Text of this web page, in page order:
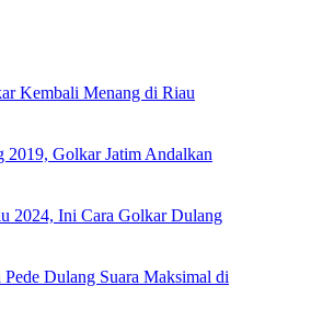
Kembali Menang di Riau
2019, Golkar Jatim Andalkan
2024, Ini Cara Golkar Dulang
Dulang Suara Maksimal di